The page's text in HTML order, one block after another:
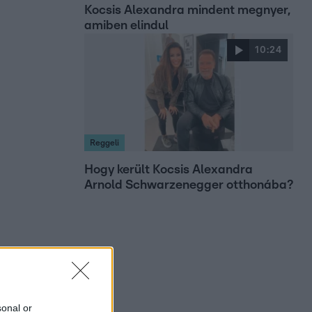
or
Kocsis Alexandra mindent megnyer,
amiben elindul
10:24
Reggeli
Hogy került Kocsis Alexandra
Arnold Schwarzenegger otthonába?